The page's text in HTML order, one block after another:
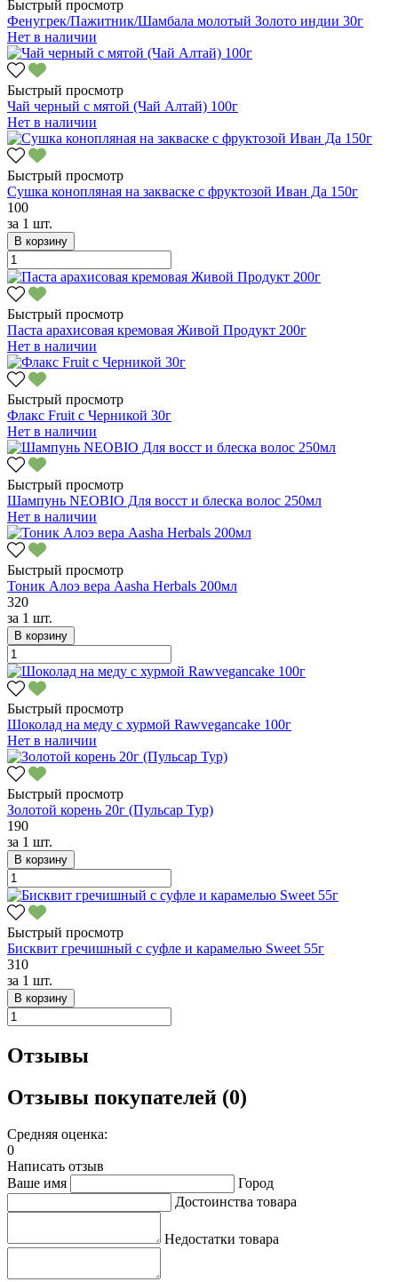
Быстрый просмотр
Фенугрек/Пажитник/Шамбала молотый Золото индии 30г
Нет в наличии
Быстрый просмотр
Чай черный с мятой (Чай Алтай) 100г
Нет в наличии
Быстрый просмотр
Сушка конопляная на закваске с фруктозой Иван Да 150г
100
за 1 шт.
В корзину
Быстрый просмотр
Паста арахисовая кремовая Живой Продукт 200г
Нет в наличии
Быстрый просмотр
Флакс Fruit с Черникой 30г
Нет в наличии
Быстрый просмотр
Шампунь NEOBIO Для восст и блеска волос 250мл
Нет в наличии
Быстрый просмотр
Тоник Алоэ вера Aasha Herbals 200мл
320
за 1 шт.
В корзину
Быстрый просмотр
Шоколад на меду с хурмой Rawvegancake 100г
Нет в наличии
Быстрый просмотр
Золотой корень 20г (Пульсар Тур)
190
за 1 шт.
В корзину
Быстрый просмотр
Бисквит гречишный с суфле и карамелью Sweet 55г
310
за 1 шт.
В корзину
Отзывы
Отзывы покупателей (0)
Средняя оценка:
0
Написать отзыв
Ваше имя
Город
Достоинства товара
Недостатки товара